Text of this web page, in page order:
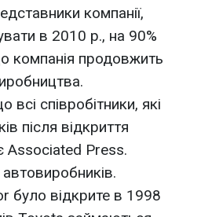
компанії,
в 2010 р., на 90%
компанія продовжить
співробітники, які
після відкриття
Associated Press.
було відкрите в 1998